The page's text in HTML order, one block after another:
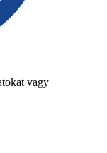
vagy